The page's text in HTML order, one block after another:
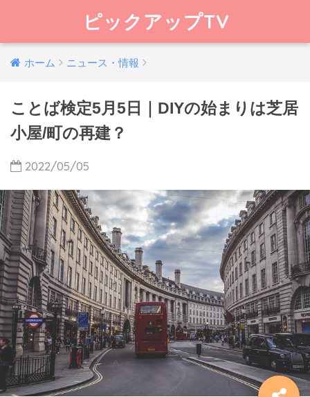
ピックアップTV
ホーム ニュース・情報
ことば検定5月5日｜DIYの始まりは芝居
小屋/町の再建？
2022/05/05